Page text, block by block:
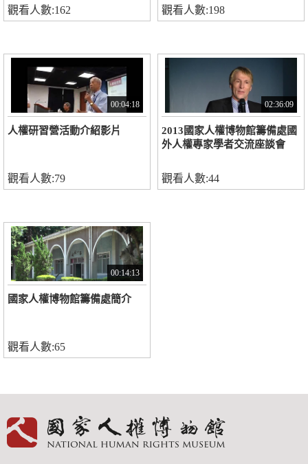
觀看人數:162 觀看人數:198
00:04:18
人權研習營活動介紹影片
觀看人數:79
02:36:09
2013國家人權博物館籌備處國
外人權專家學者交流座談會
觀看人數:44
00:14:13
國家人權博物館籌備處簡介
觀看人數:65